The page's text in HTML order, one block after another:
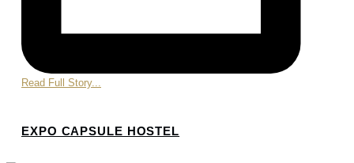
Read Full Story...
EXPO CAPSULE HOSTEL